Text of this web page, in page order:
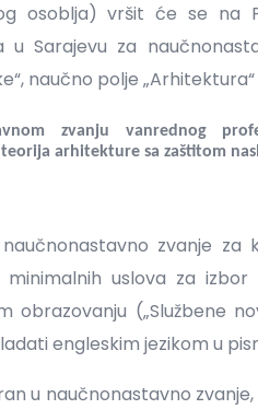
osoblja) vršit će se na
u Sarajevu za
naučno polje „Arhitektura“
zvanju vanrednog
arhitekture sa zaštitom
zvanje za
uslova za
obrazovanju („Službene
engleskim jezikom u
u naučnonastavno